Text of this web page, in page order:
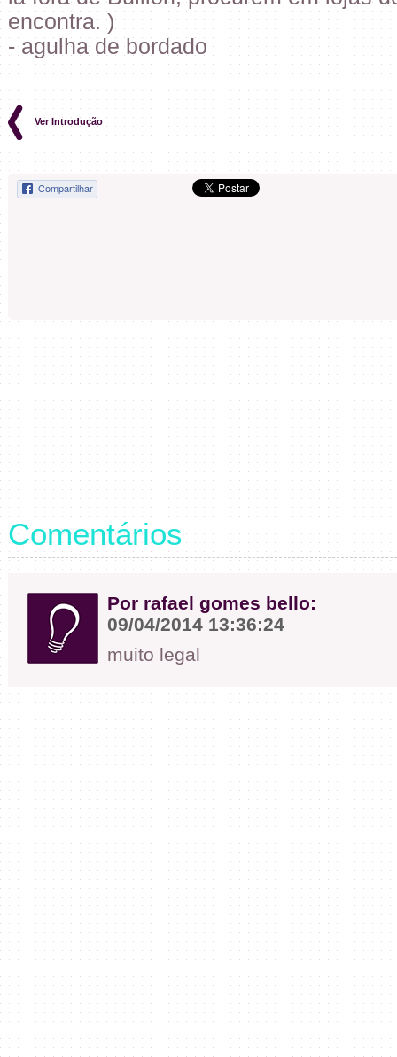
encontra. )
- agulha de bordado
Ver Introdução
Compartilhar
Comentários
Por rafael gomes bello:
09/04/2014 13:36:24
muito legal